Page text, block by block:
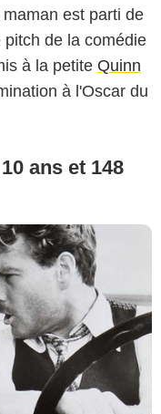
est parti de
pitch de la comédie
à la petite Quinn
à l'Oscar du
ans et 148